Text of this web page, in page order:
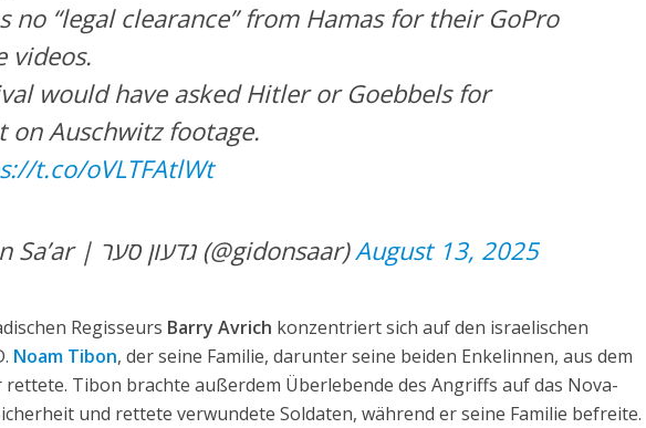
no “legal clearance” from Hamas for their GoPro
videos.
would have asked Hitler or Goebbels for
on Auschwitz footage.
t.co/oVLTFAtlWt
— Gideon Sa’ar | גדעון סער (@gidonsaar)August 13, 2025
Regisseurs Barry Avrich konzentriert sich auf den israelischen
Noam Tibon, der seine Familie, darunter seine beiden Enkelinnen, aus dem
rettete. Tibon brachte außerdem Überlebende des Angriffs auf das Nova-
und rettete verwundete Soldaten, während er seine Familie befreite.